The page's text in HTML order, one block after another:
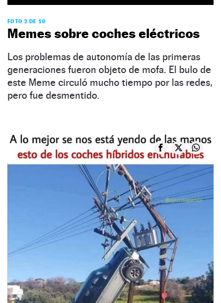
FOTO 2 DE 10
Memes sobre coches eléctricos
Los problemas de autonomía de las primeras
generaciones fueron objeto de mofa. El bulo de
este Meme circuló mucho tiempo por las redes,
pero fue desmentido.